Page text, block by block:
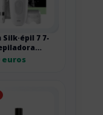
Silk·épil 7 7-
con
euros